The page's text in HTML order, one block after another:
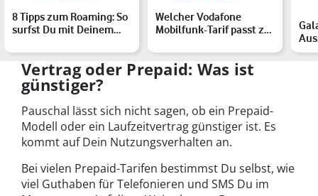
8 Tipps zum Roaming: So
surfst Du mit Deinem
Welcher Vodafone
Mobilfunk-Tarif passt zu
Vertrag oder Prepaid: Was ist
günstiger?
Pauschal lässt sich nicht sagen, ob ein Prepaid-
Modell oder ein Laufzeitvertrag günstiger ist. Es
kommt auf Dein Nutzungsverhalten an.
Bei vielen Prepaid-Tarifen bestimmst Du selbst, wie
viel Guthaben für Telefonieren und SMS Du im